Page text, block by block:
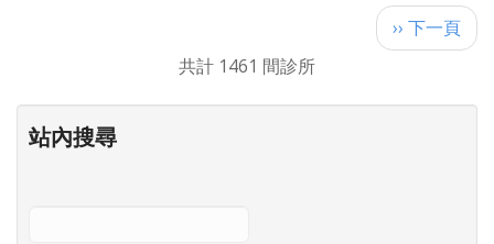
下
一
›› 下一頁
共計 1461 間診所
站內搜尋